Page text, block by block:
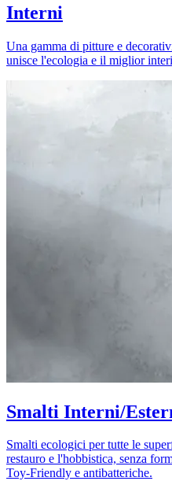
Interni
Una gamma di pitture e
unisce l'ecologia e il miglior
Smalti Interni/
Smalti ecologici per tutte le
restauro e l'hobbistica, senza
Toy-Friendly e antibatteriche.